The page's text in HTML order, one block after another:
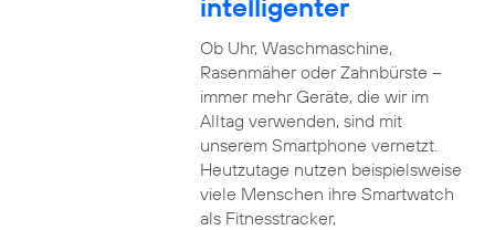
intelligenter
Ob Uhr, Waschmaschine,
Rasenmäher oder Zahnbürste –
immer mehr Geräte, die wir im
Alltag verwenden, sind mit
unserem Smartphone vernetzt.
Heutzutage nutzen beispielsweise
viele Menschen ihre Smartwatch
als Fitnesstracker,